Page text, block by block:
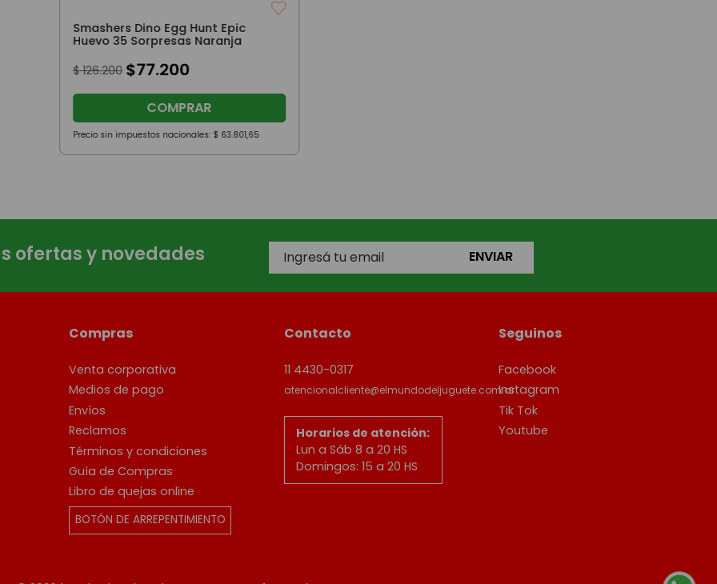
Smashers Dino Egg Hunt Epic
Huevo 35 Sorpresas Naranja
$ 126.200 $77.200
COMPRAR
Precio sin impuestos nacionales: $ 63.801,65
ofertas y novedades ENVIAR
Compras
Venta corporativa
Medios de pago
Envíos
Reclamos
Términos y condiciones
Guía de Compras
Libro de quejas online
BOTÓN DE ARREPENTIMIENTO
Contacto
11 4430-0317
atencionalcliente@elmundodeljuguete.com.ar
Horarios de atención:
Lun a Sáb 8 a 20 HS
Domingos: 15 a 20 HS
Seguinos
Facebook
Instagram
Tik Tok
Youtube